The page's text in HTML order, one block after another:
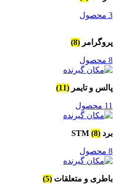
3 محصول
پروگرامر (8)
8 محصول
پالس و تایمر (11)
11 محصول
برد STM (8)
8 محصول
باطری و متعلقات (5)